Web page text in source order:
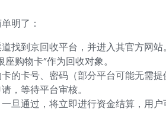
明了：
找到京回收平台，并进入其官方网站。
购物卡”作为回收对象。
的卡号、密码（部分平台可能无需提
，等待平台审核。
旦通过，将立即进行资金结算，用户